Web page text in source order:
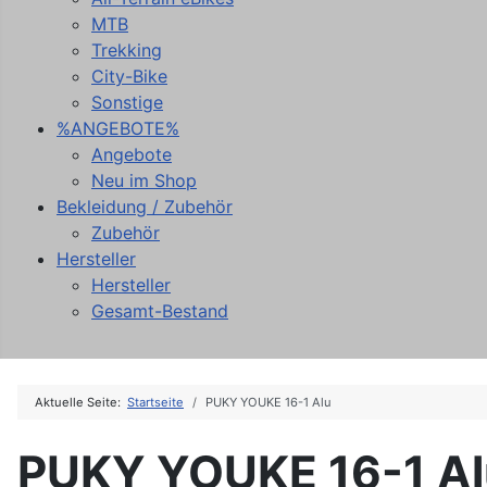
MTB
Trekking
City-Bike
Sonstige
%ANGEBOTE%
Angebote
Neu im Shop
Bekleidung / Zubehör
Zubehör
Hersteller
Hersteller
Gesamt-Bestand
Aktuelle Seite: Startseite PUKY YOUKE 16-1 Alu
PUKY YOUKE 16-1